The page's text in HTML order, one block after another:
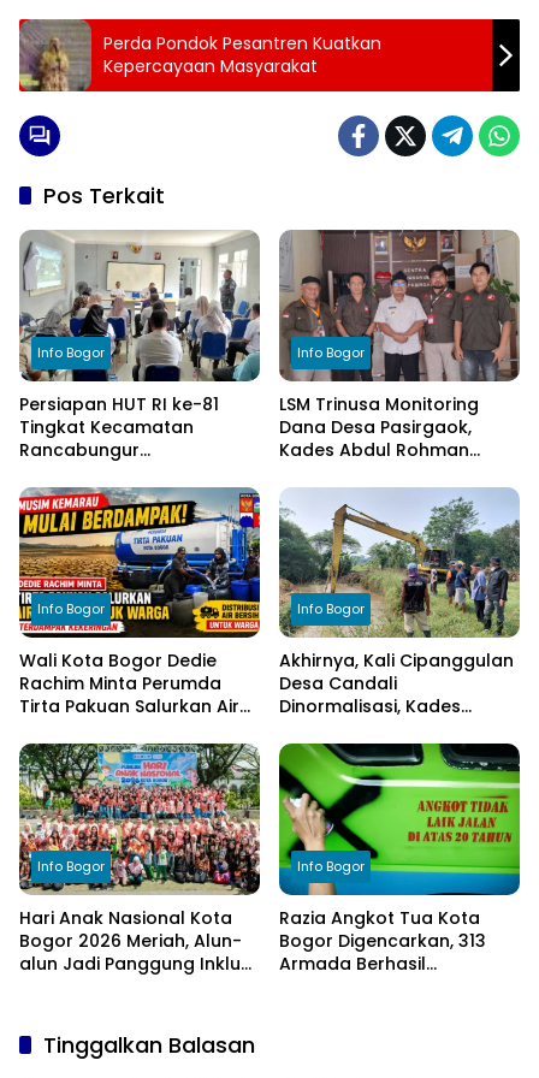
Perda Pondok Pesantren Kuatkan
Kepercayaan Masyarakat
Pos Terkait
Info Bogor
Persiapan HUT RI ke-81
Tingkat Kecamatan
Rancabungur
Cimulang, Libatkan Seluruh
Elemen Masyarakat
Info Bogor
LSM Trinusa Monitoring
Dana Desa Pasirgaok,
Kades Abdul Rohman
Transparansi Pengelolaan
Anggaran
Info Bogor
Wali Kota Bogor Dedie
Rachim Minta Perumda
Tirta Pakuan Salurkan Air
Terdampak Kekeringan
Info Bogor
Akhirnya, Kali Cipanggulan
Desa Candali
Dinormalisasi, Kades
kepada Bupati Bogor
Info Bogor
Hari Anak Nasional Kota
Bogor 2026 Meriah, Alun-
alun Jadi Panggung Inklusi
Info Bogor
Razia Angkot Tua Kota
Bogor Digencarkan, 313
Armada Berhasil
Tinggalkan Balasan